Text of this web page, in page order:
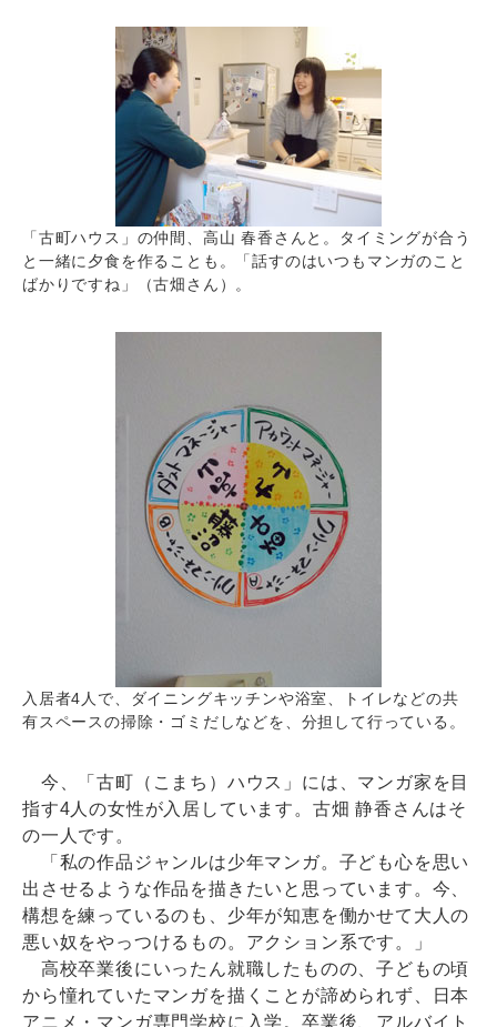
「古町ハウス」の仲間、高山 春香さんと。タイミングが合う
と一緒に夕食を作ることも。「話すのはいつもマンガのこと
ばかりですね」（古畑さん）。
入居者4人で、ダイニングキッチンや浴室、トイレなどの共
有スペースの掃除・ゴミだしなどを、分担して行っている。
今、「古町（こまち）ハウス」には、マンガ家を目
指す4人の女性が入居しています。古畑 静香さんはそ
の一人です。
「私の作品ジャンルは少年マンガ。子ども心を思い
出させるような作品を描きたいと思っています。今、
構想を練っているのも、少年が知恵を働かせて大人の
悪い奴をやっつけるもの。アクション系です。」
高校卒業後にいったん就職したものの、子どもの頃
から憧れていたマンガを描くことが諦められず、日本
アニメ・マンガ専門学校に入学。卒業後、アルバイト